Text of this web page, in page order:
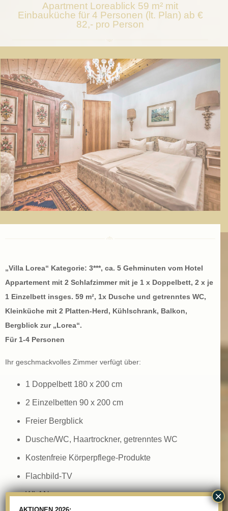
Apartment Loreablick 59 m² mit
Einbauküche für 4 Personen (lt. Plan) ab €
82,- pro Person
„Villa Lorea“ Kategorie: 3***, ca. 5 Gehminuten vom Hotel
Appartement mit 2 Schlafzimmer mit je 1 x Doppelbett, 2 x je
1 Einzelbett insges. 59 m², 1x Dusche und getrenntes WC,
Kleinküche mit 2 Platten-Herd, Kühlschrank, Balkon,
Bergblick zur „Lorea“.
Für 1-4 Personen
Ihr geschmackvolles Zimmer verfügt über:
1 Doppelbett 180 x 200 cm
2 Einzelbetten 90 x 200 cm
Freier Bergblick
Dusche/WC, Haartrockner, getrenntes WC
Kostenfreie Körperpflege-Produkte
Flachbild-TV
WLAN ×